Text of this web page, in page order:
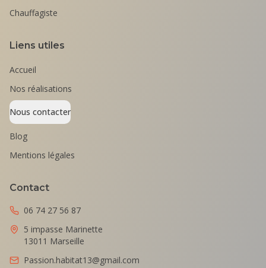
Chauffagiste
Liens utiles
Accueil
Nos réalisations
Nous contacter
Blog
Mentions légales
Contact
06 74 27 56 87
5 impasse Marinette
13011 Marseille
Passion.habitat13@gmail.com